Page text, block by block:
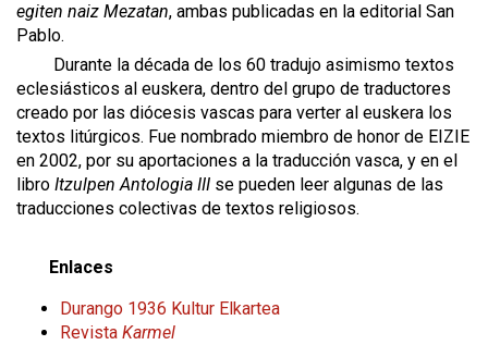
egiten naiz Mezatan, ambas publicadas en la editorial San
Pablo.
Durante la década de los 60 tradujo asimismo textos
eclesiásticos al euskera, dentro del grupo de traductores
creado por las diócesis vascas para verter al euskera los
textos litúrgicos. Fue nombrado miembro de honor de EIZIE
en 2002, por su aportaciones a la traducción vasca, y en el
libro Itzulpen Antologia III se pueden leer algunas de las
traducciones colectivas de textos religiosos.
Enlaces
Durango 1936 Kultur Elkartea
Revista Karmel